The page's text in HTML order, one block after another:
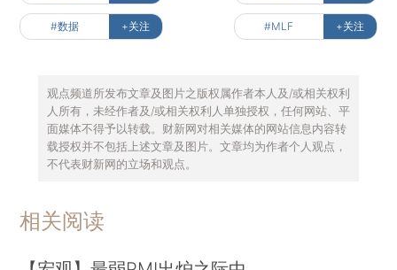
#数据 +关注 #MLF +关注
观点频道所发布文章及图片之版权属作者本人及/或相关权利
人所有，未经作者及/或相关权利人单独授权，任何网站、平
面媒体不得予以转载。财新网对相关媒体的网站信息内容转
载授权并不包括上述文章及图片。文章均为作者个人观点，
不代表财新网的立场和观点。
相关阅读